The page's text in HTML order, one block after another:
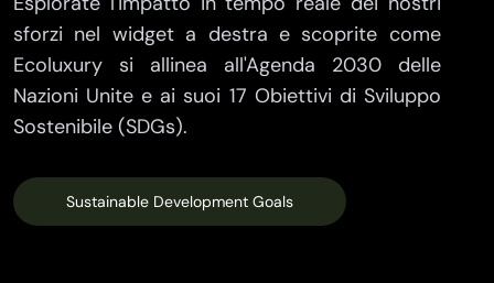
sforzi nel widget a destra e scoprite come
Ecoluxury si allinea all'Agenda 2030 delle
Nazioni Unite e ai suoi 17 Obiettivi di Sviluppo
Sostenibile (SDGs).
Sustainable Development Goals